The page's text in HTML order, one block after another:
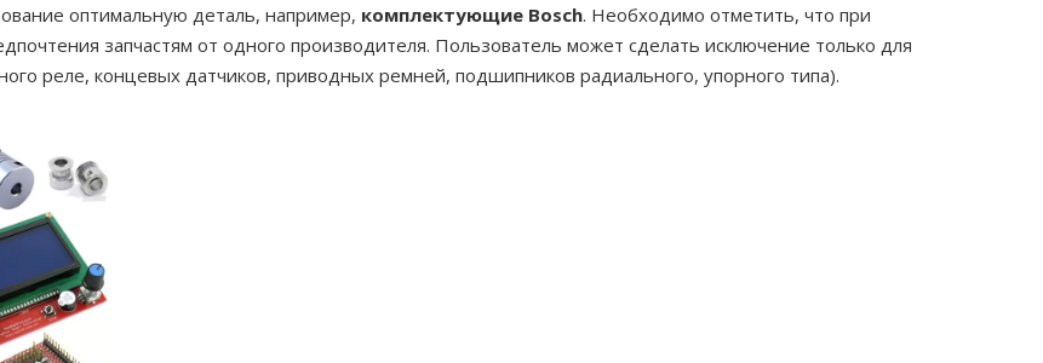
оптимальную деталь, например, комплектующие Bosch. Необходимо отметить, что при
запчастям от одного производителя. Пользователь может сделать исключение только для
реле, концевых датчиков, приводных ремней, подшипников радиального, упорного типа).